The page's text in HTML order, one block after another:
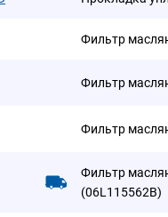
Фильтр
Фильтр
Фильтр
Фильтр
(06L115562B)